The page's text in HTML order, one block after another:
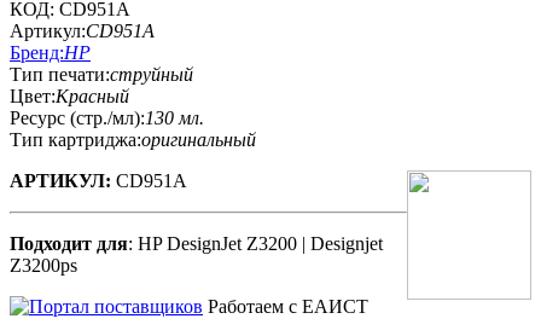
КОД: CD951A
Артикул:CD951A
Бренд:HP
Тип печати:струйный
Цвет:Красный
Ресурс (стр./мл):130 мл.
Тип картриджа:оригинальный
АРТИКУЛ: CD951A
Подходит для: HP DesignJet Z3200 | Designjet
Z3200ps
Работаем с ЕАИСТ